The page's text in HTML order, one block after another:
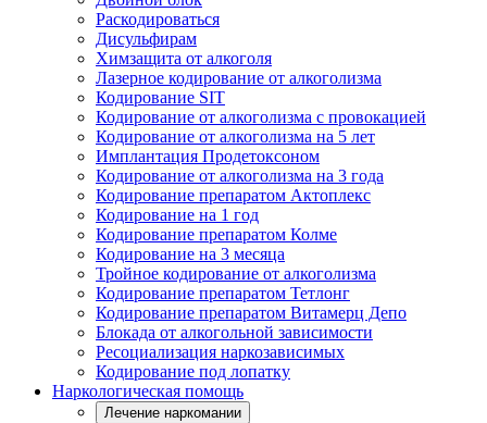
Раскодироваться
Дисульфирам
Химзащита от алкоголя
Лазерное кодирование от алкоголизма
Кодирование SIT
Кодирование от алкоголизма с провокацией
Кодирование от алкоголизма на 5 лет
Имплантация Продетоксоном
Кодирование от алкоголизма на 3 года
Кодирование препаратом Актоплекс
Кодирование на 1 год
Кодирование препаратом Колме
Кодирование на 3 месяца
Тройное кодирование от алкоголизма
Кодирование препаратом Тетлонг
Кодирование препаратом Витамерц Депо
Блокада от алкогольной зависимости
Ресоциализация наркозависимых
Кодирование под лопатку
Наркологическая помощь
Лечение наркомании